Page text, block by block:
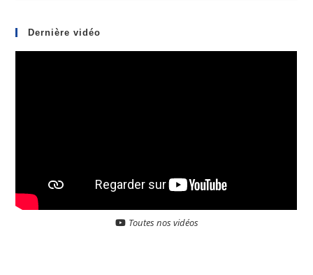
Dernière vidéo
Toutes nos vidéos